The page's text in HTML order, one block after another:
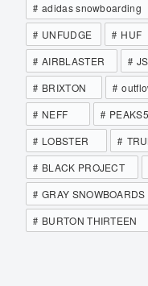
adidas snowboarding
UNFUDGE
HUF
AIRBLASTER
BRIXTON
NEFF
PEAKS5
LOBSTER
BLACK PROJECT
GRAY SNOWBOARDS
BURTON THIRTEEN